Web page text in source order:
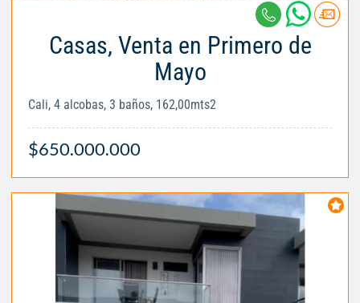
Casas, Venta en Primero de
Mayo
Cali, 4 alcobas, 3 baños, 162,00mts2
$650.000.000